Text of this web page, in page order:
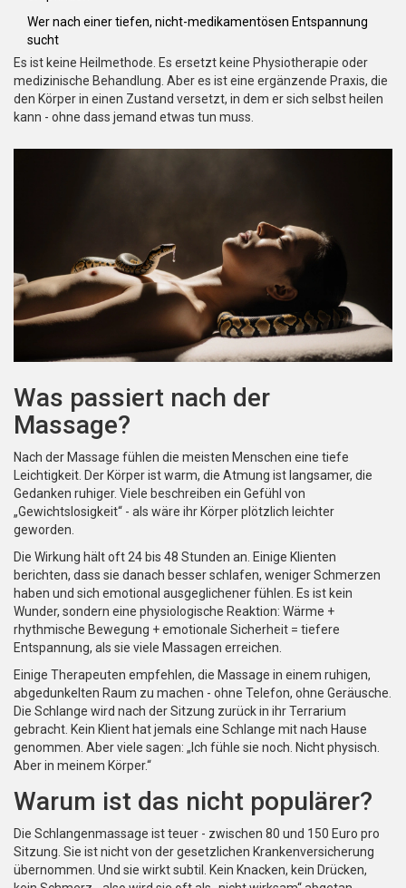
Wer nach einer tiefen, nicht-medikamentösen Entspannung
sucht
Es ist keine Heilmethode. Es ersetzt keine Physiotherapie oder
medizinische Behandlung. Aber es ist eine ergänzende Praxis, die
den Körper in einen Zustand versetzt, in dem er sich selbst heilen
kann - ohne dass jemand etwas tun muss.
Was passiert nach der
Massage?
Nach der Massage fühlen die meisten Menschen eine tiefe
Leichtigkeit. Der Körper ist warm, die Atmung ist langsamer, die
Gedanken ruhiger. Viele beschreiben ein Gefühl von
„Gewichtslosigkeit“ - als wäre ihr Körper plötzlich leichter
geworden.
Die Wirkung hält oft 24 bis 48 Stunden an. Einige Klienten
berichten, dass sie danach besser schlafen, weniger Schmerzen
haben und sich emotional ausgeglichener fühlen. Es ist kein
Wunder, sondern eine physiologische Reaktion: Wärme +
rhythmische Bewegung + emotionale Sicherheit = tiefere
Entspannung, als sie viele Massagen erreichen.
Einige Therapeuten empfehlen, die Massage in einem ruhigen,
abgedunkelten Raum zu machen - ohne Telefon, ohne Geräusche.
Die Schlange wird nach der Sitzung zurück in ihr Terrarium
gebracht. Kein Klient hat jemals eine Schlange mit nach Hause
genommen. Aber viele sagen: „Ich fühle sie noch. Nicht physisch.
Aber in meinem Körper.“
Warum ist das nicht populärer?
Die Schlangenmassage ist teuer - zwischen 80 und 150 Euro pro
Sitzung. Sie ist nicht von der gesetzlichen Krankenversicherung
übernommen. Und sie wirkt subtil. Kein Knacken, kein Drücken,